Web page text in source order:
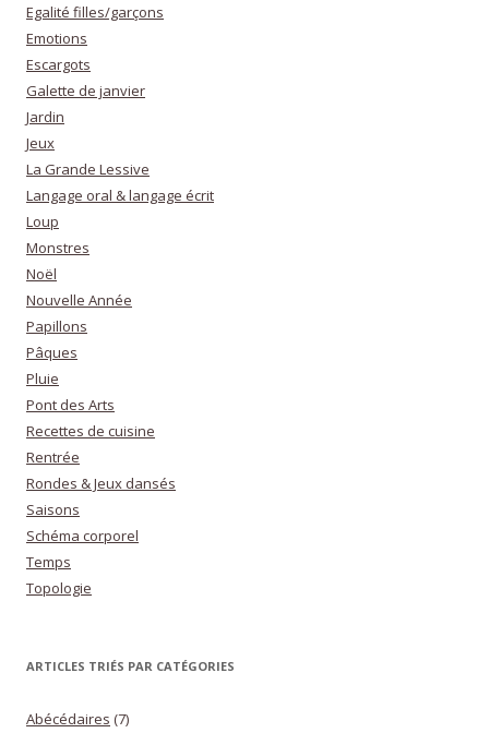
Egalité filles/garçons
Emotions
Escargots
Galette de janvier
Jardin
Jeux
La Grande Lessive
Langage oral & langage écrit
Loup
Monstres
Noël
Nouvelle Année
Papillons
Pâques
Pluie
Pont des Arts
Recettes de cuisine
Rentrée
Rondes & Jeux dansés
Saisons
Schéma corporel
Temps
Topologie
ARTICLES TRIÉS PAR CATÉGORIES
Abécédaires (7)